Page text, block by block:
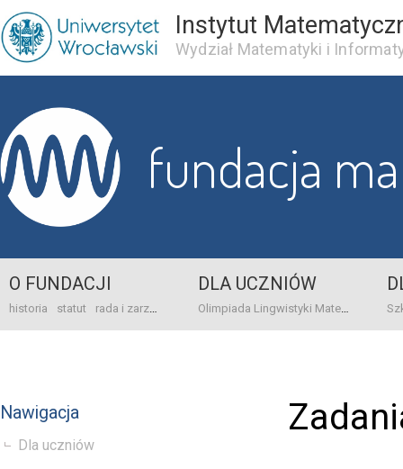
Instytut
Wydział Matematyki i
fundacja
O FUNDACJI
historia statut rada i zarząd dane bankowo-adresowe kontakt
DLA UCZNIÓW
Olimpiada Lingwistyki Matematycznej
Nawigacja
Dla uczniów